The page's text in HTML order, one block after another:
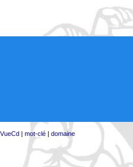
VueCd| mot-clé| domaine